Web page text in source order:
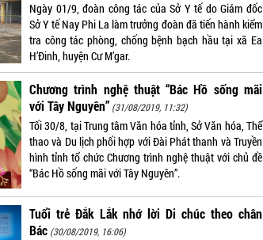
Ngày 01/9, đoàn công tác của Sở Y tế do Giám đốc
Sở Y tế Nay Phi La làm trưởng đoàn đã tiến hành kiểm
tra công tác phòng, chống bệnh bạch hầu tại xã Ea
H’Đinh, huyện Cư M’gar.
Chương trình nghệ thuật “Bác Hồ sống mãi
với Tây Nguyên” (31/08/2019, 11:32)
Tối 30/8, tại Trung tâm Văn hóa tỉnh, Sở Văn hóa, Thể
thao và Du lịch phối hợp với Đài Phát thanh và Truyền
hình tỉnh tổ chức Chương trình nghệ thuật với chủ đề
“Bác Hồ sống mãi với Tây Nguyên”.
Tuổi trẻ Đắk Lắk nhớ lời Di chúc theo chân
Bác (30/08/2019, 16:06)